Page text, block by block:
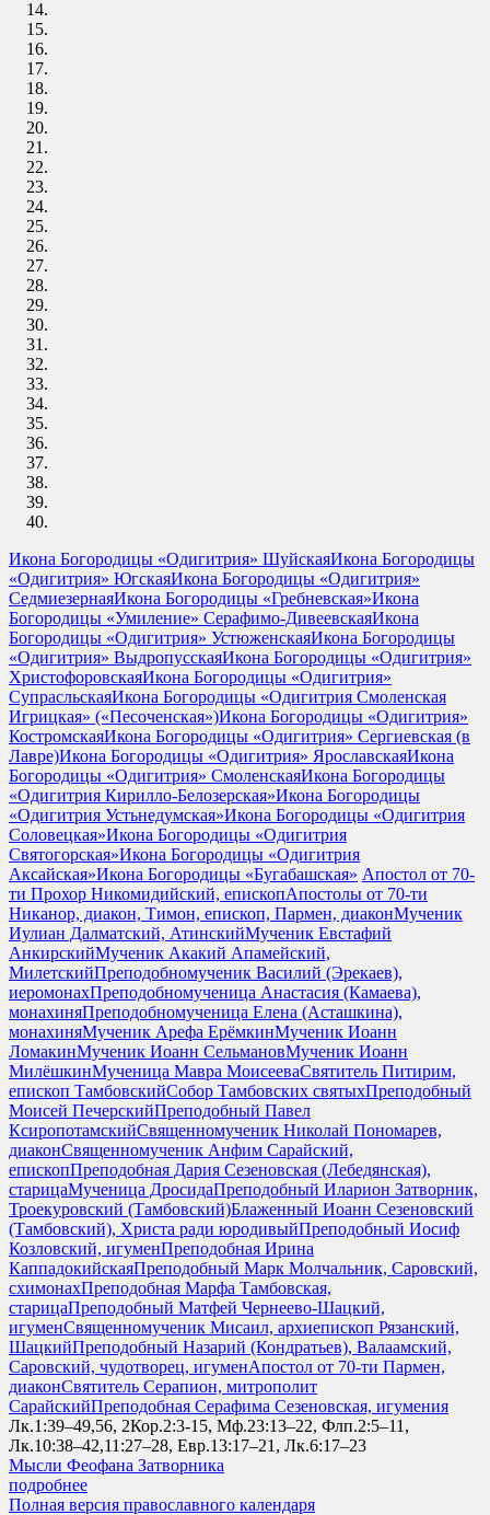
Икона Богородицы «Одигитрия» ШуйскаяИкона Богородицы
«Одигитрия» ЮгскаяИкона Богородицы «Одигитрия»
СедмиезернаяИкона Богородицы «Гребневская»Икона
Богородицы «Умиление» Серафимо-ДивеевскаяИкона
Богородицы «Одигитрия» УстюженскаяИкона Богородицы
«Одигитрия» ВыдропусскаяИкона Богородицы «Одигитрия»
ХристофоровскаяИкона Богородицы «Одигитрия»
СупрасльскаяИкона Богородицы «Одигитрия Смоленская
Игрицкая» («Песоченская»)Икона Богородицы «Одигитрия»
КостромскаяИкона Богородицы «Одигитрия» Сергиевская (в
Лавре)Икона Богородицы «Одигитрия» ЯрославскаяИкона
Богородицы «Одигитрия» СмоленскаяИкона Богородицы
«Одигитрия Кирилло-Белозерская»Икона Богородицы
«Одигитрия Устьнедумская»Икона Богородицы «Одигитрия
Соловецкая»Икона Богородицы «Одигитрия
Святогорская»Икона Богородицы «Одигитрия
Аксайская»Икона Богородицы «Бугабашская» Апостол от 70-
ти Прохор Никомидийский, епископАпостолы от 70-ти
Никанор, диакон, Тимон, епископ, Пармен, диаконМученик
Иулиан Далматский, АтинскийМученик Евстафий
АнкирскийМученик Акакий Апамейский,
МилетскийПреподобномученик Василий (Эрекаев),
иеромонахПреподобномученица Анастасия (Камаева),
монахиняПреподобномученица Елена (Асташкина),
монахиняМученик Арефа ЕрёмкинМученик Иоанн
ЛомакинМученик Иоанн СельмановМученик Иоанн
МилёшкинМученица Мавра МоисееваСвятитель Питирим,
епископ ТамбовскийСобор Тамбовских святыхПреподобный
Моисей ПечерскийПреподобный Павел
КсиропотамскийСвященномученик Николай Пономарев,
диаконСвященномученик Анфим Сарайский,
епископПреподобная Дария Сезеновская (Лебедянская),
старицаМученица ДросидаПреподобный Иларион Затворник,
Троекуровский (Тамбовский)Блаженный Иоанн Сезеновский
(Тамбовский), Христа ради юродивыйПреподобный Иосиф
Козловский, игуменПреподобная Ирина
КаппадокийскаяПреподобный Марк Молчальник, Саровский,
схимонахПреподобная Марфа Тамбовская,
старицаПреподобный Матфей Чернеево-Шацкий,
игуменСвященномученик Мисаил, архиепископ Рязанский,
ШацкийПреподобный Назарий (Кондратьев), Валаамский,
Саровский, чудотворец, игуменАпостол от 70-ти Пармен,
диаконСвятитель Серапион, митрополит
СарайскийПреподобная Серафима Сезеновская, игумения
Лк.1:39–49,56, 2Кор.2:3-15, Мф.23:13–22, Флп.2:5–11,
Лк.10:38–42,11:27–28, Евр.13:17–21, Лк.6:17–23
Мысли Феофана Затворника
подробнее
Полная версия православного календаря